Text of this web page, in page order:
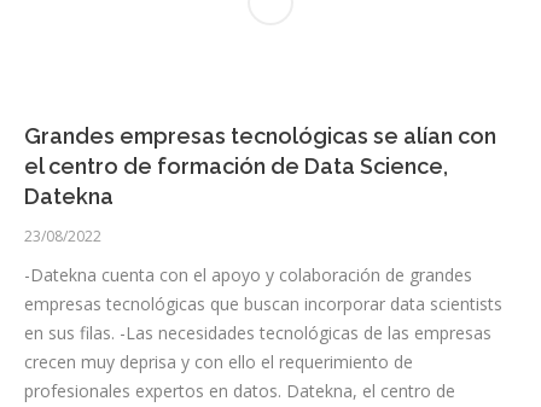
Grandes empresas tecnológicas se alían con
el centro de formación de Data Science,
Datekna
23/08/2022
-Datekna cuenta con el apoyo y colaboración de grandes
empresas tecnológicas que buscan incorporar data scientists
en sus filas. -Las necesidades tecnológicas de las empresas
crecen muy deprisa y con ello el requerimiento de
profesionales expertos en datos. Datekna, el centro de